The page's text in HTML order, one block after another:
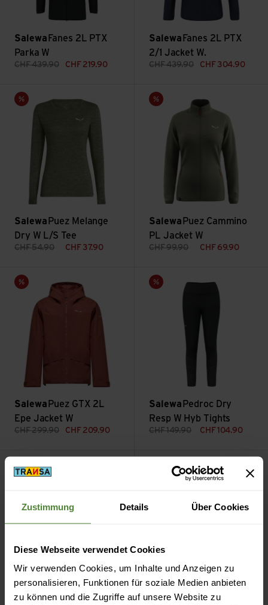
Zustimmung Details Über Cookies
Diese Webseite verwendet Cookies
Wir verwenden Cookies, um Inhalte und Anzeigen zu
personalisieren, Funktionen für soziale Medien anbieten
zu können und die Zugriffe auf unsere Website zu
Salewa Fanes 2L PTX
Parka W
CHF439.90 CHF 219.90
Salewa Fanes 2L PTX
2/1 Jacket W.
CHF439.90 CHF 304.90
Sale
Salewa Puez Melange
Dry W L/S Tee
CHF54.90 CHF 37.90
Puez Melange Dry W L/S Tee ansehen
Sale
Salewa Puez Cammino
PL Jacket W
CHF99.90 CHF 69.90
Puez Cammino PL Jacket W
Sale
Salewa Puez GTX 2L
Epe Jacket W
CHF299.90 CHF 209.90
Puez GTX 2L Epe Jacket W ansehen
Sale
Salewa Pedroc Dry
Resp W Hyb Tights
CHF149.90 CHF 104.90
Pedroc Dry Resp W Hyb
Agner PL W HD Jacket ansehen
faded green melange
etruscan red
Puez Melange Dry W S/S Tee